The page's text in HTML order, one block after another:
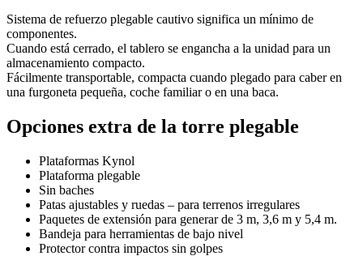
Sistema de refuerzo plegable cautivo significa un mínimo de
componentes.
Cuando está cerrado, el tablero se engancha a la unidad para un
almacenamiento compacto.
Fácilmente transportable, compacta cuando plegado para caber en
una furgoneta pequeña, coche familiar o en una baca.
Opciones extra de la torre plegable
Plataformas Kynol
Plataforma plegable
Sin baches
Patas ajustables y ruedas – para terrenos irregulares
Paquetes de extensión para generar de 3 m, 3,6 m y 5,4 m.
Bandeja para herramientas de bajo nivel
Protector contra impactos sin golpes